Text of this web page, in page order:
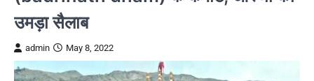
उमड़ा सैलाब
admin May 8, 2022